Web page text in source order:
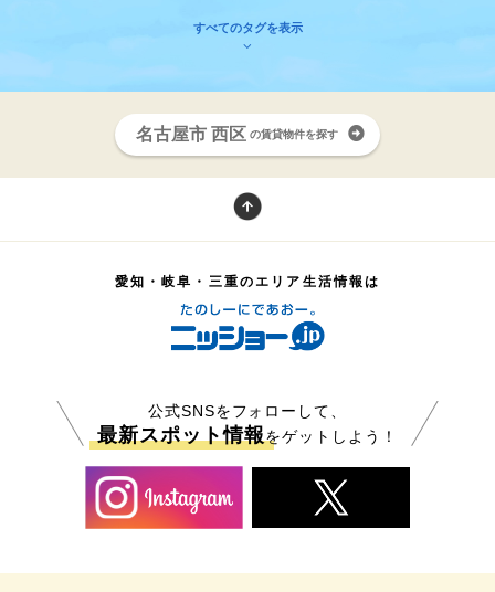
すべてのタグを表示
名古屋市 西区 の賃貸物件を探す
愛知・岐阜・三重のエリア生活情報は
公式SNSをフォローして、
最新スポット情報をゲットしよう！